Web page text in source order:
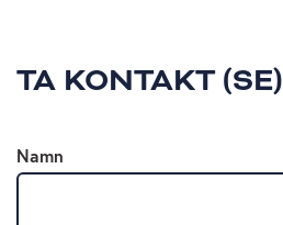
TA KONTAKT (SE)
Namn